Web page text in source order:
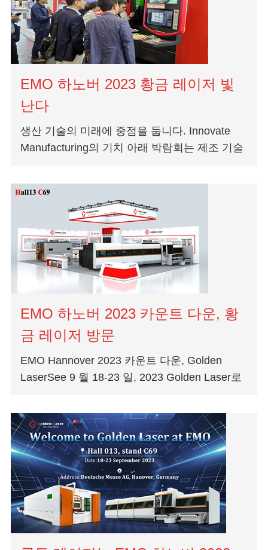
EMO 하노버 2023 황금 레이저 빛
난다
생산 기술의 미래에 중점을 둡니다. Innovate
Manufacturing의 기치 아래 박람회는 제조 기술
최신 기계는 선물입니다...
EMO 하노버 2023 카운트 다운, 황
금 레이저 방문
EMO Hannover 2023 카운트 다운, Golden
LaserSee 9 월 18-23 일, 2023 Golden Laser로
금 레이저 방문: 시간: 18-23 9 월 2023 일 주
소:...